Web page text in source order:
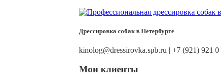
Дрессировка собак в Петербурге
kinolog@dressirovka.spb.ru | +7 (921) 921 0
Мои клиенты